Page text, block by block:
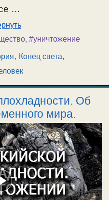
…
, #уничтожение
, Конец света,
Об
мира.